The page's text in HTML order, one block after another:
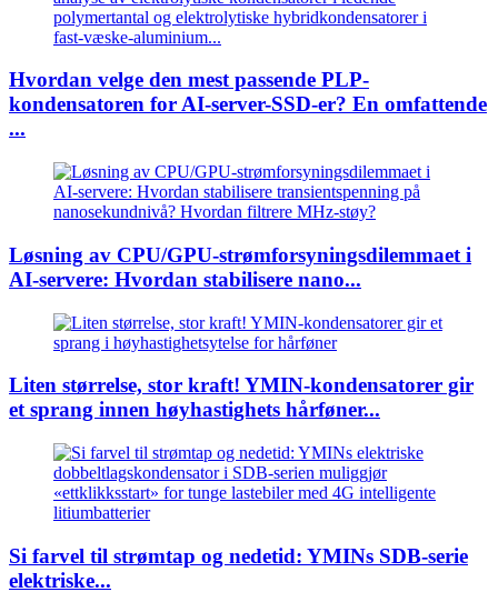
Hvordan velge den mest passende PLP-
kondensatoren for AI-server-SSD-er? En omfattende
...
Løsning av CPU/GPU-strømforsyningsdilemmaet i
AI-servere: Hvordan stabilisere nano...
Liten størrelse, stor kraft! YMIN-kondensatorer gir
et sprang innen høyhastighets hårføner...
Si farvel til strømtap og nedetid: YMINs SDB-serie
elektriske...